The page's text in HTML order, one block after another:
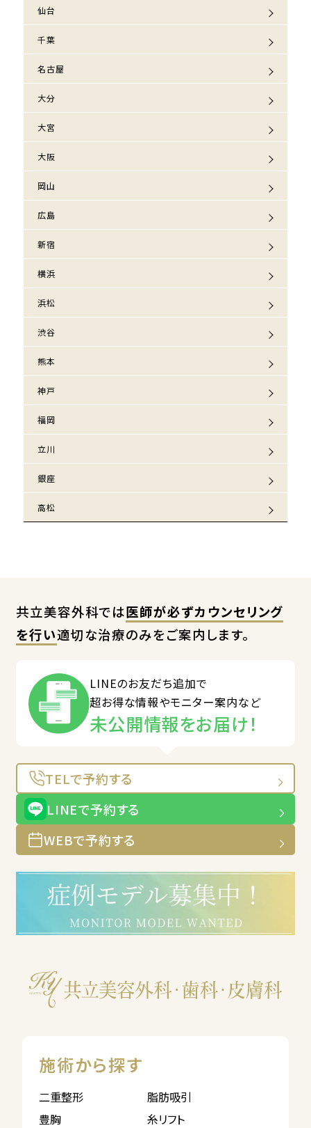
仙台
千葉
名古屋
大分
大宮
大阪
岡山
広島
新宿
横浜
浜松
渋谷
熊本
神戸
福岡
立川
銀座
高松
共立美容外科では医師が必ずカウンセリング
を行い適切な治療のみをご案内します。
LINEのお友だち追加で
超お得な情報やモニター案内など
未公開情報をお届け！
TELで予約する
LINEで予約する
WEBで予約する
施術から探す
二重整形
脂肪吸引
豊胸
糸リフト